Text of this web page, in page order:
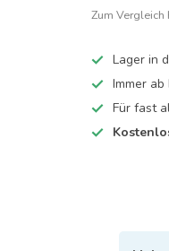
Zum Vergleich
Lager in
Immer
Für fast